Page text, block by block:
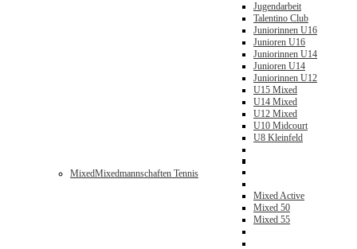
Jugendarbeit
Talentino Club
Juniorinnen U16
Junioren U16
Juniorinnen U14
Junioren U14
Juniorinnen U12
U15 Mixed
U14 Mixed
U12 Mixed
U10 Midcourt
U8 Kleinfeld
MixedMixedmannschaften Tennis
Mixed Active
Mixed 50
Mixed 55